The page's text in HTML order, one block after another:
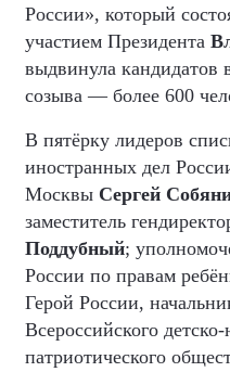
России», который
участием Президента
выдвинула кандидатов
созыва — более 600
В пятёрку лидеров
иностранных дел
Москвы Сергей
заместитель
Поддубный;
России по правам
Герой России,
Всероссийского
патриотического